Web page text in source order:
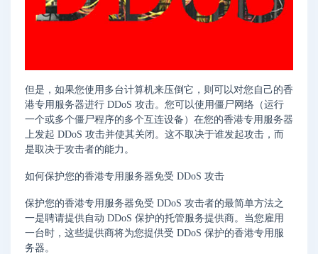
但是，如果您使用多台计算机来压倒它，则可以对您自己的香
港专用服务器进行 DDoS 攻击。您可以使用僵尸网络（运行
一个或多个僵尸程序的多个互连设备）在您的香港专用服务器
上发起 DDoS 攻击并使其关闭。这不取决于谁发起攻击，而
是取决于攻击者的能力。
如何保护您的香港专用服务器免受 DDoS 攻击
保护您的香港专用服务器免受 DDoS 攻击者的最简单方法之
一是聘请提供自动 DDoS 保护的托管服务提供商。当您雇用
一台时，这些提供商将为您提供受 DDoS 保护的香港专用服
务器。